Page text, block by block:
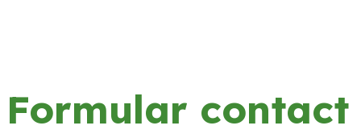
Formular contact